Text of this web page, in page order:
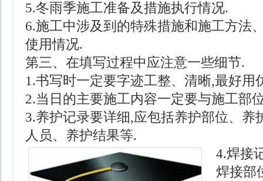
5.冬雨季施工准备及措施执行情况.
6.施工中涉及到的特殊措施和施工方法
使用情况.
第三、在填写过程中应注意一些细节.
1.书写时一定要字迹工整、清晰,最好用
2.当日的主要施工内容一定要与施工部
3.养护记录要详细,应包括养护部位、养
人员、养护结果等.
4.焊接
焊接部